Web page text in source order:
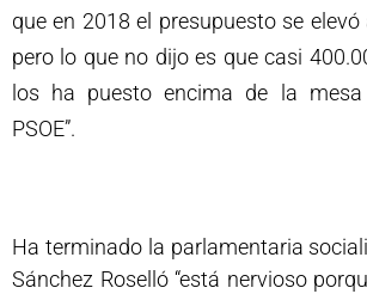
que en 2018 el presupuesto se
pero lo que no dijo es que casi
los ha puesto encima de la mesa
PSOE”.
Ha terminado la parlamentaria
Sánchez Roselló “está nervioso